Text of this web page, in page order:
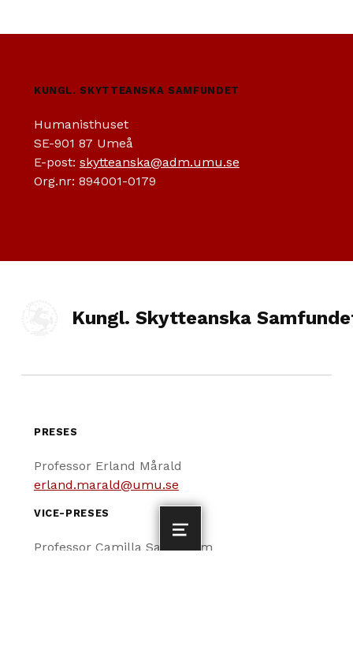
MENU
KUNGL. SKYTTEANSKA SAMFUNDET
Humanisthuset
SE-901 87 Umeå
E-post: skytteanska@adm.umu.se
Org.nr: 894001-0179
Kungl. Skytteanska
PRESES
Professor Erland Mårald
erland.marald@umu.se
VICE-PRESES
Professor Camilla Sandström